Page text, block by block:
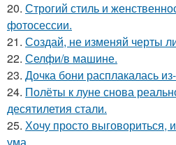
20. Строгий стиль и
фотосессии.
21. Создай, не изменяй черты
22. Селфи/в машине.
23. Дочка бони расплакалась
24. Полёты к луне снова
десятилетия стали.
25. Хочу просто выговориться,